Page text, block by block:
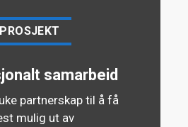
PROSJEKT
samarbeid
partnerskap til å få
mulig ut av